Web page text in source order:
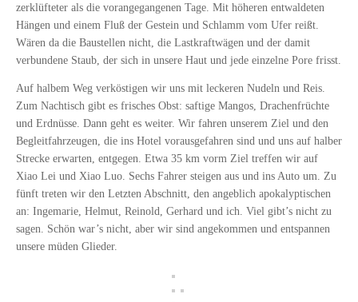
zerklüfteter als die vorangegangenen Tage. Mit höheren entwaldeten
Hängen und einem Fluß der Gestein und Schlamm vom Ufer reißt.
Wären da die Baustellen nicht, die Lastkraftwägen und der damit
verbundene Staub, der sich in unsere Haut und jede einzelne Pore frisst.
Auf halbem Weg verköstigen wir uns mit leckeren Nudeln und Reis.
Zum Nachtisch gibt es frisches Obst: saftige Mangos, Drachenfrüchte
und Erdnüsse. Dann geht es weiter. Wir fahren unserem Ziel und den
Begleitfahrzeugen, die ins Hotel vorausgefahren sind und uns auf halber
Strecke erwarten, entgegen. Etwa 35 km vorm Ziel treffen wir auf
Xiao Lei und Xiao Luo. Sechs Fahrer steigen aus und ins Auto um. Zu
fünft treten wir den Letzten Abschnitt, den angeblich apokalyptischen
an: Ingemarie, Helmut, Reinold, Gerhard und ich. Viel gibt’s nicht zu
sagen. Schön war’s nicht, aber wir sind angekommen und entspannen
unsere müden Glieder.